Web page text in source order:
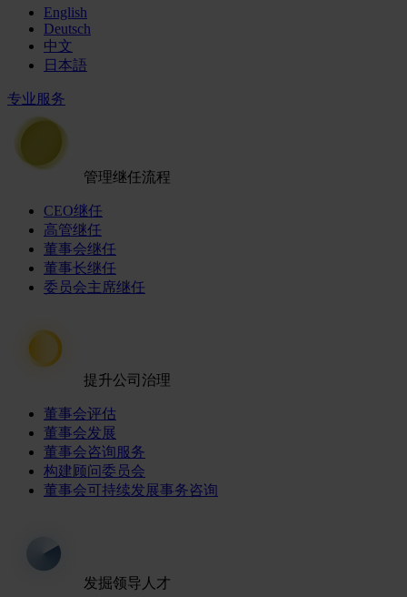
English
Deutsch
中文
日本語
专业服务
管理继任流程
CEO继任
高管继任
董事会继任
董事长继任
委员会主席继任
提升公司治理
董事会评估
董事会发展
董事会咨询服务
构建顾问委员会
董事会可持续发展事务咨询
发掘领导人才